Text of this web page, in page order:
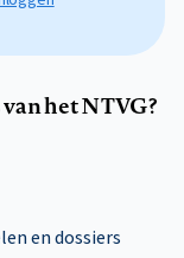
het NTVG?
en dossiers